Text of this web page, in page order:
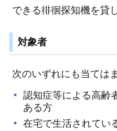
できる徘徊探知機を貸
対象者
次のいずれにも当ては
認知症等による高齢
ある方
在宅で生活されてい